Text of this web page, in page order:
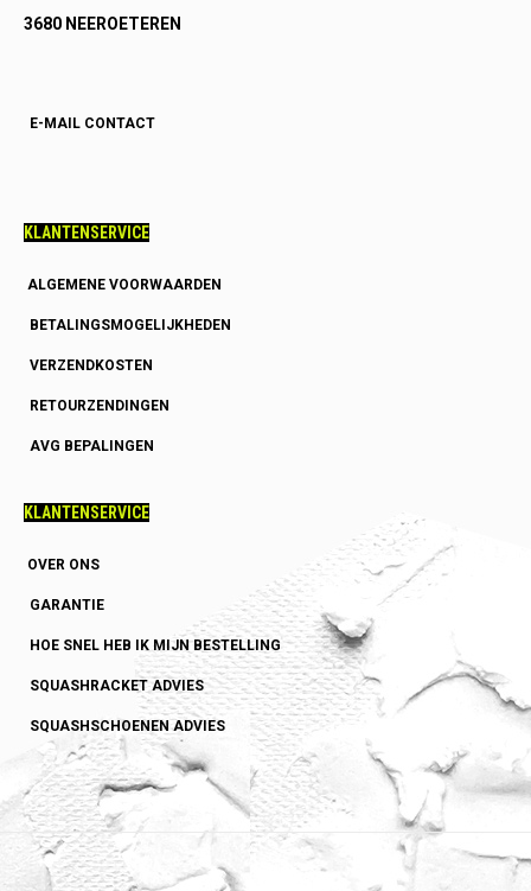
3680 NEEROETEREN
E-MAIL CONTACT
KLANTENSERVICE
ALGEMENE VOORWAARDEN
BETALINGSMOGELIJKHEDEN
VERZENDKOSTEN
RETOURZENDINGEN
AVG BEPALINGEN
KLANTENSERVICE
OVER ONS
GARANTIE
HOE SNEL HEB IK MIJN BESTELLING
SQUASHRACKET ADVIES
SQUASHSCHOENEN ADVIES